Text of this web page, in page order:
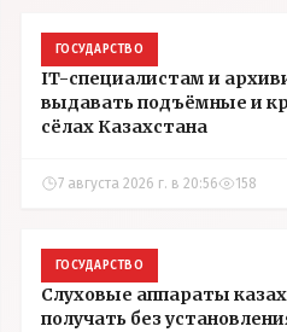
ГОСУДАРСТВО
IT-специалистам и
выдавать подъёмные и
сёлах Казахстана
7 августа 2026 г. в 20:56 158
ГОСУДАРСТВО
Слуховые аппараты
получать без